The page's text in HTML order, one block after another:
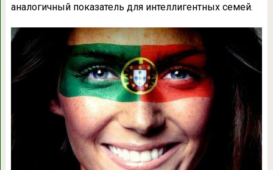
аналогичный показатель для интеллигентных семей.